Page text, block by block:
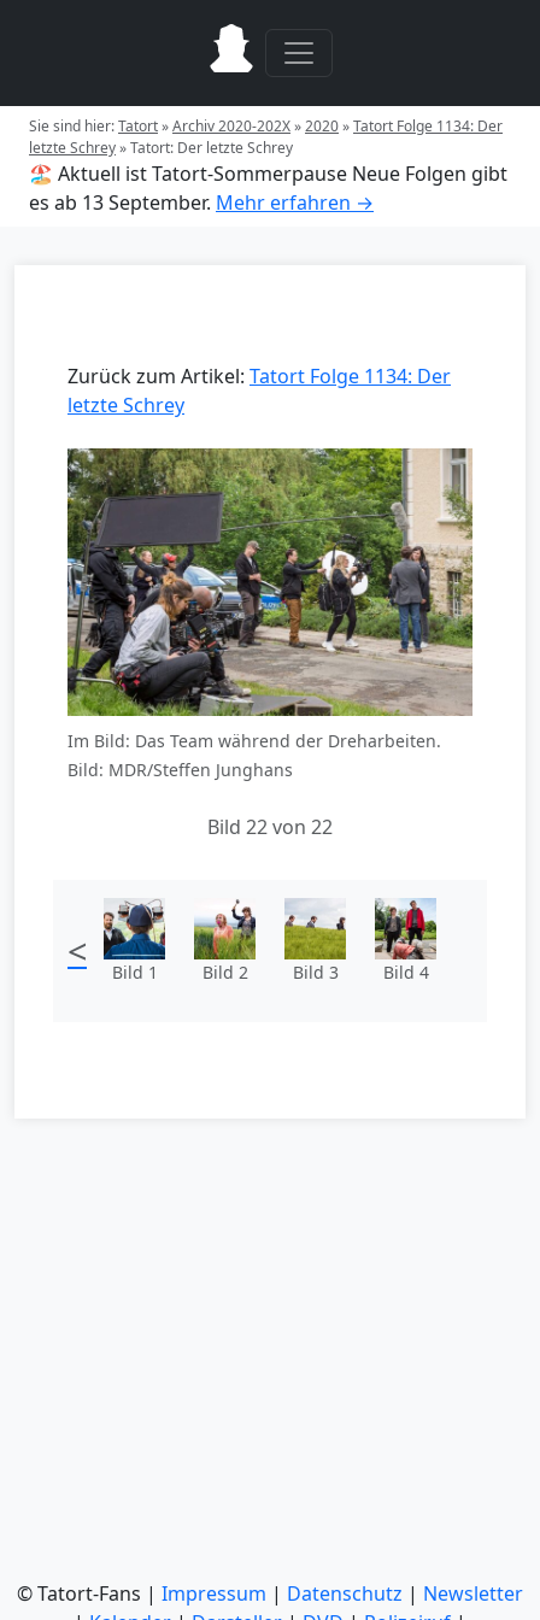
Sie sind hier:Tatort»Archiv 2020-202X»2020»Tatort Folge 1134: Der
letzte Schrey»Tatort: Der letzte Schrey
🏖️ Aktuell ist Tatort-Sommerpause Neue Folgen gibt
es ab 13 September. Mehr erfahren →
Zurück zum Artikel: Tatort Folge 1134: Der
letzte Schrey
Im Bild: Das Team während der Dreharbeiten.
Bild: MDR/Steffen Junghans
Bild 22 von 22
< Bild 1 Bild 2 Bild 3 Bild 4
© Tatort-Fans | Impressum | Datenschutz | Newsletter